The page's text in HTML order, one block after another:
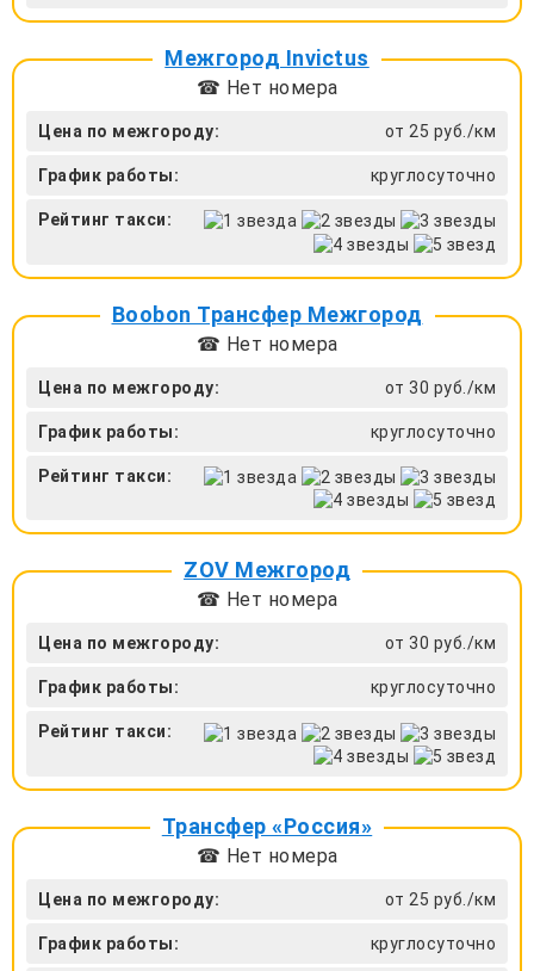
Межгород Invictus
☎ Нет номера
Цена по межгороду: от 25 руб./км
График работы: круглосуточно
Рейтинг такси:
Boobon Трансфер Межгород
☎ Нет номера
Цена по межгороду: от 30 руб./км
График работы: круглосуточно
Рейтинг такси:
ZOV Межгород
☎ Нет номера
Цена по межгороду: от 30 руб./км
График работы: круглосуточно
Рейтинг такси:
Трансфер «Россия»
☎ Нет номера
Цена по межгороду: от 25 руб./км
График работы: круглосуточно